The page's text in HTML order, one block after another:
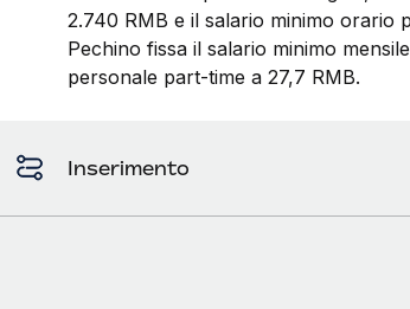
2.740 RMB e il salario minimo orario
Pechino fissa il salario minimo
personale part-time a 27,7 RMB.
Inserimento